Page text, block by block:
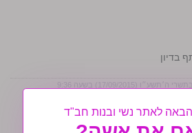
בדיון
ה׳תשע״ו (17/09/2015) בשעה 9:36
לאתר נשי ובנות חב"ד